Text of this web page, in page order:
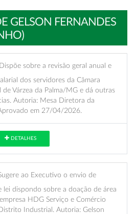
GELSON FERNANDES
Dispõe sobre a revisão geral anual e
dos servidores da Câmara
de Várzea da Palma/MG e dá outras
Autoria: Mesa Diretora da
em 27/04/2026.
DETALHES
ao Executivo o envio de
lei dispondo sobre a doação de área
HDG Serviço e Comércio
Industrial. Autoria: Gelson